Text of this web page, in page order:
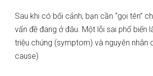
Sau khi có bối cảnh, bạn cần “gọi tên”
vấn đề đang ở đâu. Một lỗi sai phổ biến
triệu chứng (symptom) và nguyên nhân
cause)